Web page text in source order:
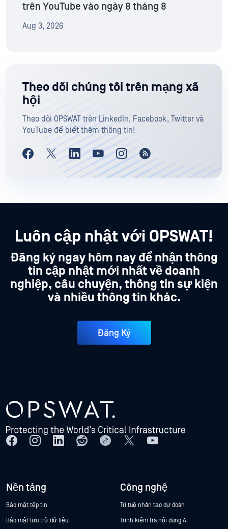
trên YouTube vào ngày 8 tháng 8
Aug 3, 2026
Theo dõi chúng tôi trên mạng xã
hội
Theo dõi OPSWAT trên LinkedIn, Facebook, Twitter và
YouTube để biết thêm thông tin!
Luôn cập nhật với OPSWAT!
Đăng ký ngay hôm nay để nhận thông
tin cập nhật mới nhất về doanh
nghiệp, câu chuyện, thông tin sự kiện
và nhiều thông tin khác.
Đăng Ký
Nền tảng
Bảo mật tệp tin
Bảo mật lưu trữ dữ liệu
Công nghệ
Trí tuệ nhân tạo dự đoán
Trình kiểm tra nội dung AI